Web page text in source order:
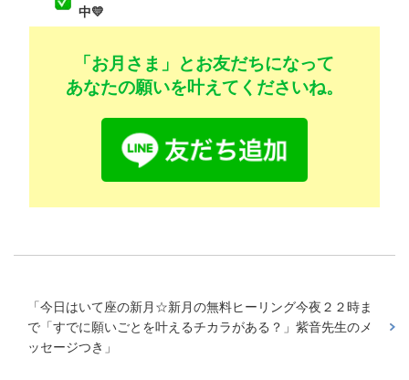
中💛
「お月さま」とお友だちになって
あなたの願いを叶えてくださいね。
「今日はいて座の新月☆新月の無料ヒーリング今夜２２時ま
で「すでに願いごとを叶えるチカラがある？」紫音先生のメ
ッセージつき 」